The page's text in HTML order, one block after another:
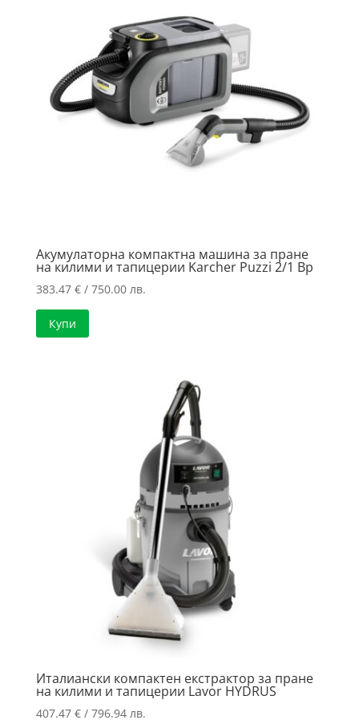
Акумулаторна компактна машина за пране
на килими и тапицерии Karcher Puzzi 2/1 Bp
383.47 €/ 750.00 лв.
Купи
Италиански компактен екстрактор за пране
на килими и тапицерии Lavor HYDRUS
407.47 €/ 796.94 лв.